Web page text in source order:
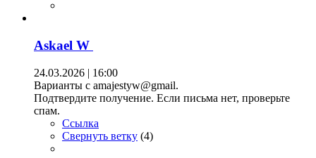
Askael W
24.03.2026 | 16:00
Варианты с amajestyw@gmail.
Подтвердите получение. Если письма нет, проверьте
спам.
Ссылка
Свернуть ветку (4)